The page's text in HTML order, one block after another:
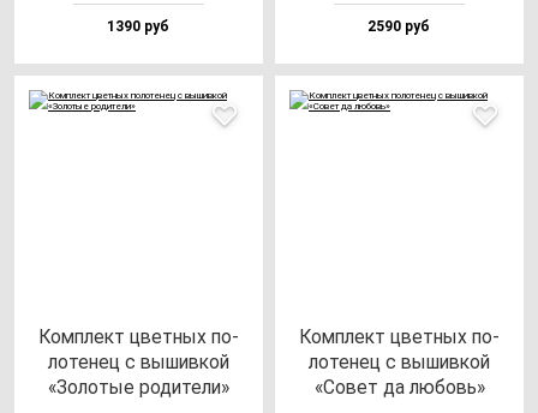
1390 руб 2590 руб
Ком­плект цвет­ных по­
ло­те­нец с вы­шив­кой
«Золо­тые ро­ди­те­ли»
Ком­плект цвет­ных по­
ло­те­нец с вы­шив­кой
«Совет да лю­бовь»